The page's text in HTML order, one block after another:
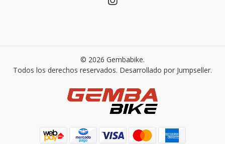
© 2026 Gembabike.
Todos los derechos reservados. Desarrollado por Jumpseller.